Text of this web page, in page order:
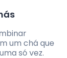
um chá que
só vez.